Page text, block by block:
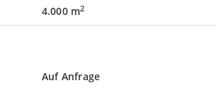
4.000 m2
Auf Anfrage